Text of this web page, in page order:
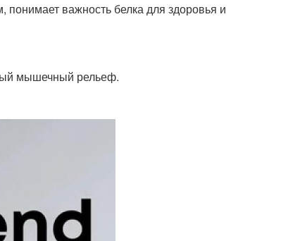
важность белка для здоровья и
мышечный рельеф.